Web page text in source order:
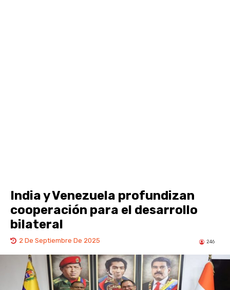
India y Venezuela profundizan
cooperación para el desarrollo
bilateral
2 De Septiembre De 2025 246